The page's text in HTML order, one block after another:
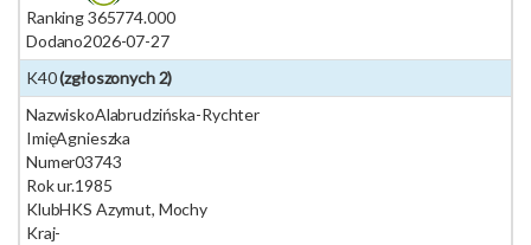
Ranking 365774.000
Dodano2026-07-27
K40(zgłoszonych 2)
NazwiskoAlabrudzińska-Rychter
ImięAgnieszka
Numer03743
Rok ur.1985
KlubHKS Azymut, Mochy
Kraj-